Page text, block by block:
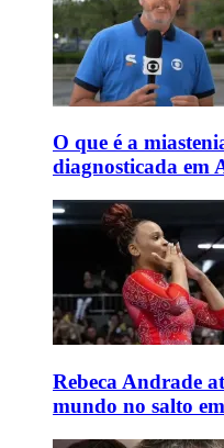
O que é a
diagnosticada em
Rebeca Andrade
mundo no salto